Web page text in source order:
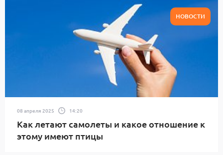
НОВОСТИ
08 апреля 2025 14:20
Как летают самолеты и какое отношение к
этому имеют птицы